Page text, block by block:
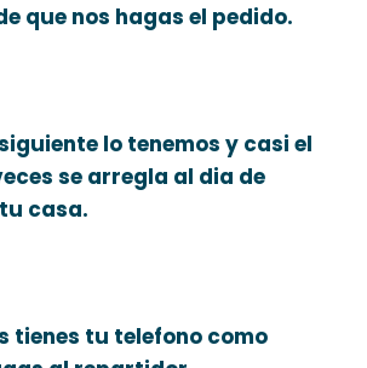
que nos hagas el pedido.
lo tenemos y casi el
se arregla al dia de
casa.
tienes tu telefono como